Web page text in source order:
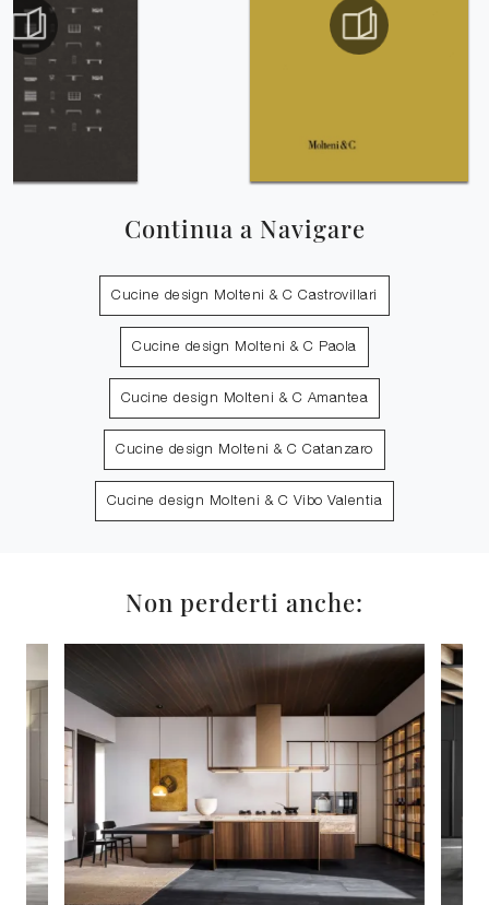
Continua a Navigare
Cucine design Molteni & C Castrovillari
Cucine design Molteni & C Paola
Cucine design Molteni & C Amantea
Cucine design Molteni & C Catanzaro
Cucine design Molteni & C Vibo Valentia
Non perderti anche: